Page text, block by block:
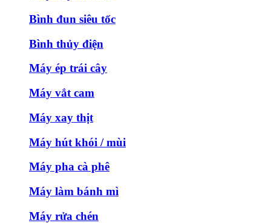
Bình đun siêu tốc
Bình thủy điện
Máy ép trái cây
Máy vắt cam
Máy xay thịt
Máy hút khói / mùi
Máy pha cà phê
Máy làm bánh mì
Máy rửa chén